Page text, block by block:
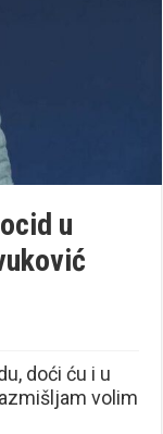
u
doći ću i u
volim